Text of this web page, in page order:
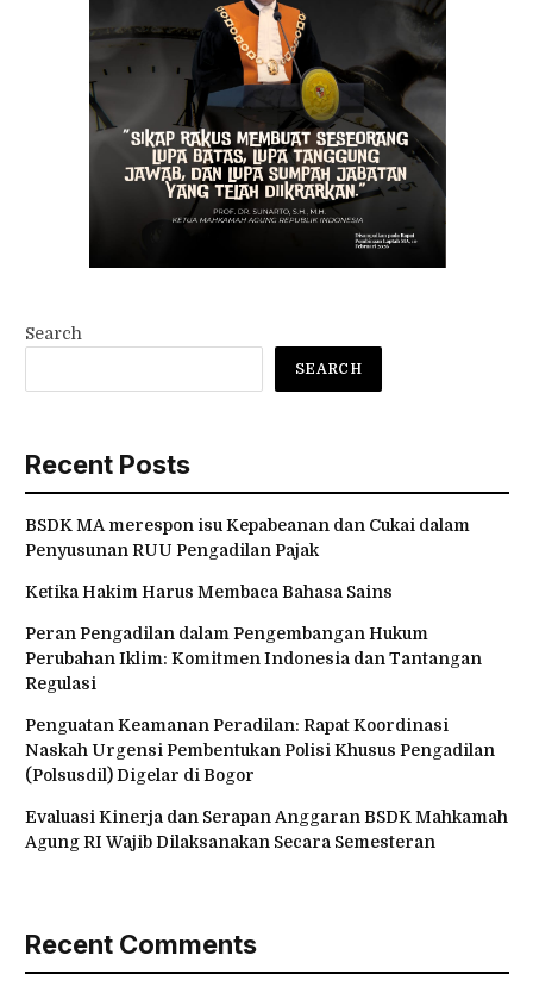
Search
SEARCH
Recent Posts
BSDK MA merespon isu Kepabeanan dan Cukai dalam
Penyusunan RUU Pengadilan Pajak
Ketika Hakim Harus Membaca Bahasa Sains
Peran Pengadilan dalam Pengembangan Hukum
Perubahan Iklim: Komitmen Indonesia dan Tantangan
Regulasi
Penguatan Keamanan Peradilan: Rapat Koordinasi
Naskah Urgensi Pembentukan Polisi Khusus Pengadilan
(Polsusdil) Digelar di Bogor
Evaluasi Kinerja dan Serapan Anggaran BSDK Mahkamah
Agung RI Wajib Dilaksanakan Secara Semesteran
Recent Comments